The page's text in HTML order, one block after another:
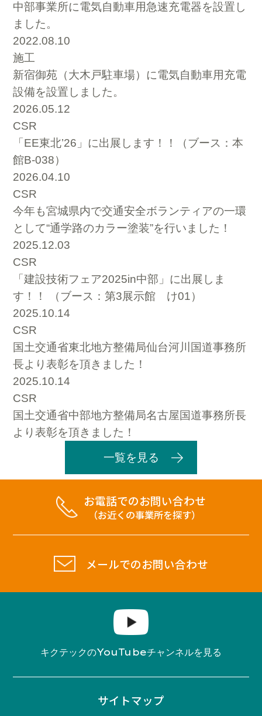
中部事業所に電気自動車用急速充電器を設置し
ました。
2022.08.10
施工
新宿御苑（大木戸駐車場）に電気自動車用充電
設備を設置しました。
2026.05.12
CSR
「EE東北’26」に出展します！！（ブース：本
館B-038）
2026.04.10
CSR
今年も宮城県内で交通安全ボランティアの一環
として“通学路のカラー塗装”を行いました！
2025.12.03
CSR
「建設技術フェア2025in中部」に出展しま
す！！ （ブース：第3展示館 け01）
2025.10.14
CSR
国土交通省東北地方整備局仙台河川国道事務所
長より表彰を頂きました！
2025.10.14
CSR
国土交通省中部地方整備局名古屋国道事務所長
より表彰を頂きました！
一覧を見る
お電話でのお問い合わせ
（お近くの事業所を探す）
メールでのお問い合わせ
キクテックのYouTubeチャンネルを見る
サイトマップ